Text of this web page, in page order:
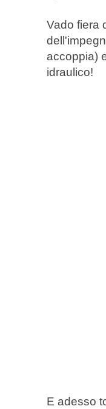
Vado fiera
accoppia)
idraulico!
E adesso